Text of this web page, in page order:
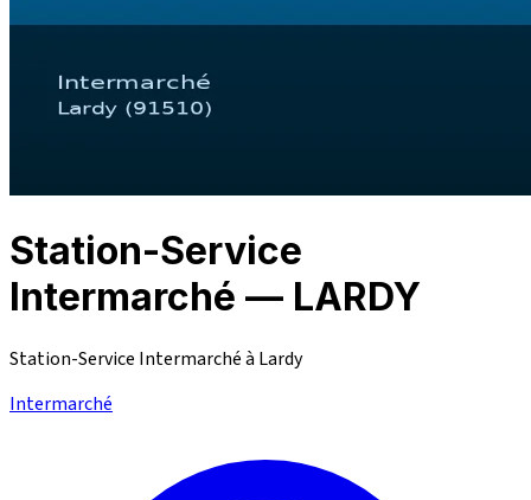
Station-Service
Intermarché — LARDY
Station-Service Intermarché à Lardy
Intermarché